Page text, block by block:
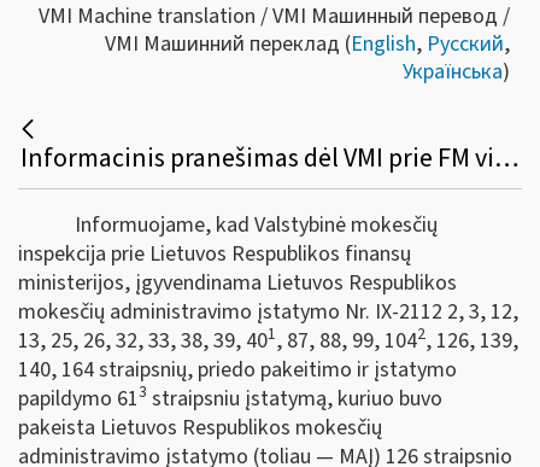
VMI Machine translation / VMI Машинный перевод /
VMI Машинний переклад (English, Русский,
Українська)
Informacinis pranešimas dėl VMI prie FM viršininko 2023 m. balandžio 19 d. įsakymo Nr. VA-27 „Dėl apskaitos dokumentų papildymo tvarkos aprašo patvirtinimo“
Informuojame, kad Valstybinė mokesčių
inspekcija prie Lietuvos Respublikos finansų
ministerijos, įgyvendinama Lietuvos Respublikos
mokesčių administravimo įstatymo Nr. IX-2112 2, 3, 12,
13, 25, 26, 32, 33, 38, 39, 401, 87, 88, 99, 1042, 126, 139,
140, 164 straipsnių, priedo pakeitimo ir įstatymo
papildymo 613 straipsniu įstatymą, kuriuo buvo
pakeista Lietuvos Respublikos mokesčių
administravimo įstatymo (toliau — MAĮ) 126 straipsnio